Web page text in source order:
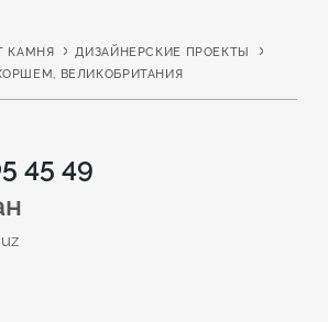
КАМНЯ
ДИЗАЙНЕРСКИЕ ПРОЕКТЫ
ХОРШЕМ, ВЕЛИКОБРИТАНИЯ
45 49